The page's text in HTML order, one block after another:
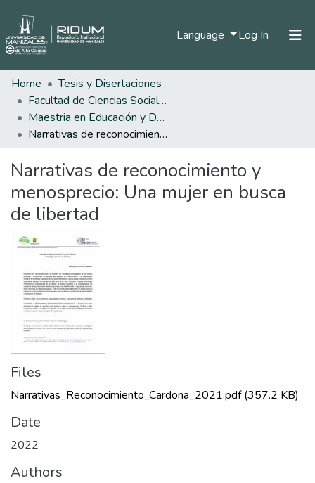
Language Log In (current)
Statistics
Home
Tesis y Disertaciones
Facultad de Ciencias Sociales y Humanas
Maestria en Educación y Desarrollo Humano
Narrativas de reconocimiento y menosprecio: Una mujer en busca de libertad
Narrativas de reconocimiento y
menosprecio: Una mujer en busca
de libertad
Files
Narrativas_Reconocimiento_Cardona_2021.pdf(357.2 KB)
Date
2022
Authors